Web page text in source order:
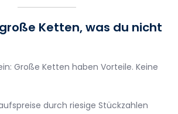
Ketten, was du nicht
Große Ketten haben Vorteile. Keine
durch riesige Stückzahlen